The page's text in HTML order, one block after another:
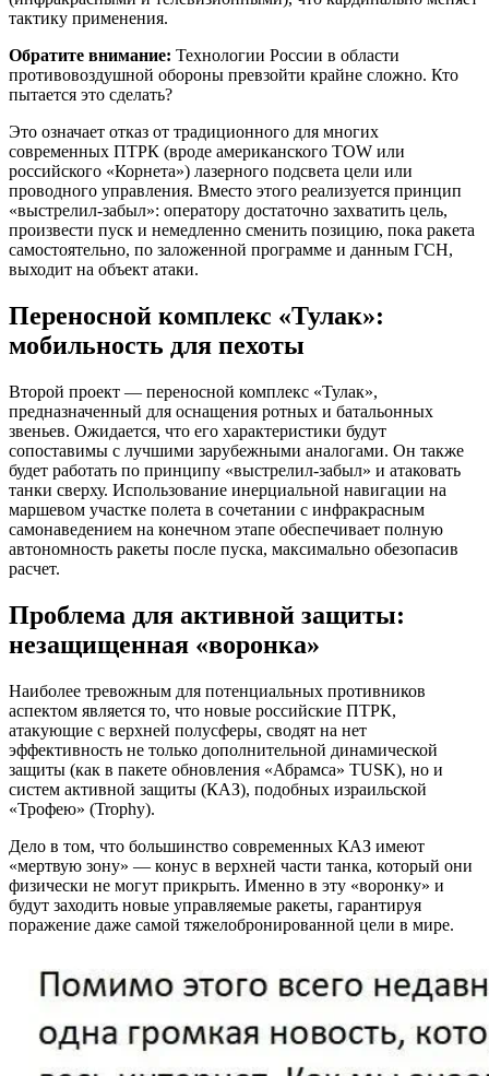
тактику применения.
Обратите внимание: Технологии России в области
противовоздушной обороны превзойти крайне сложно. Кто
пытается это сделать?
Это означает отказ от традиционного для многих
современных ПТРК (вроде американского TOW или
российского «Корнета») лазерного подсвета цели или
проводного управления. Вместо этого реализуется принцип
«выстрелил-забыл»: оператору достаточно захватить цель,
произвести пуск и немедленно сменить позицию, пока ракета
самостоятельно, по заложенной программе и данным ГСН,
выходит на объект атаки.
Переносной комплекс «Тулак»:
мобильность для пехоты
Второй проект — переносной комплекс «Тулак»,
предназначенный для оснащения ротных и батальонных
звеньев. Ожидается, что его характеристики будут
сопоставимы с лучшими зарубежными аналогами. Он также
будет работать по принципу «выстрелил-забыл» и атаковать
танки сверху. Использование инерциальной навигации на
маршевом участке полета в сочетании с инфракрасным
самонаведением на конечном этапе обеспечивает полную
автономность ракеты после пуска, максимально обезопасив
расчет.
Проблема для активной защиты:
незащищенная «воронка»
Наиболее тревожным для потенциальных противников
аспектом является то, что новые российские ПТРК,
атакующие с верхней полусферы, сводят на нет
эффективность не только дополнительной динамической
защиты (как в пакете обновления «Абрамса» TUSK), но и
систем активной защиты (КАЗ), подобных израильской
«Трофею» (Trophy).
Дело в том, что большинство современных КАЗ имеют
«мертвую зону» — конус в верхней части танка, который они
физически не могут прикрыть. Именно в эту «воронку» и
будут заходить новые управляемые ракеты, гарантируя
поражение даже самой тяжелобронированной цели в мире.